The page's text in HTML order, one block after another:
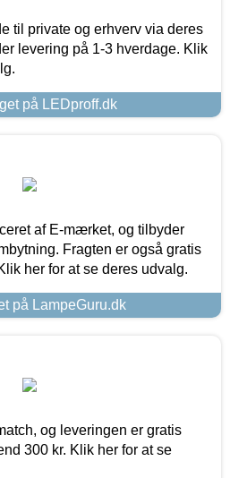
til private og erhverv via deres
levering på 1-3 hverdage. Klik
på LEDproff.dk
af E-mærket, og tilbyder
Fragten er også gratis
her for at se deres udvalg.
på LampeGuru.dk
og leveringen er gratis
300 kr. Klik her for at se